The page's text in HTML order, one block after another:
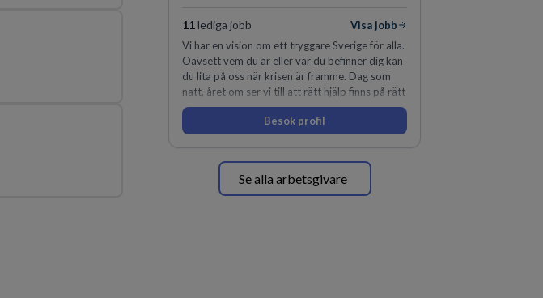
11 lediga jobb
Visa jobb
Vi har en vision om ett tryggare Sverige för alla.
Oavsett vem du är eller var du befinner dig kan
du lita på oss när krisen är framme. Dag som
natt, året om ser vi till att rätt hjälp finns på rätt
plats i rätt tid.
Besök profil
Se alla arbetsgivare